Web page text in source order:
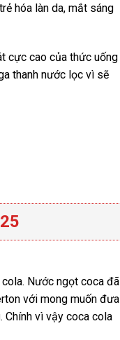
hóa làn da, mắt sáng
cực cao của thức uống
thanh nước lọc vì sẽ
Nước ngọt coca đã
với mong muốn đưa
vì vậy coca cola